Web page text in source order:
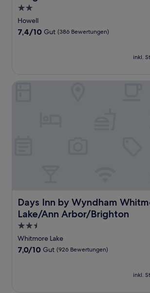
2.0-
Sterne-
Unterkunft
Howell
7.4
7,4/10 Gut (386 Bewertungen)
inkl.
Days Inn by Wyndham
Lake/Ann Arbor/Brighton
Days Inn by Wyndham Whitmore
2.5-
Sterne-
Unterkunft
Whitmore Lake
7.0
7,0/10 Gut (926 Bewertungen)
inkl.
Days Inn by Wyndham Whitmore